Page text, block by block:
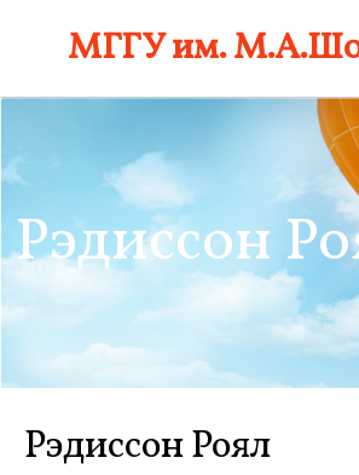
МГГУ им.
Рэдиссон
Рэдиссон Роял